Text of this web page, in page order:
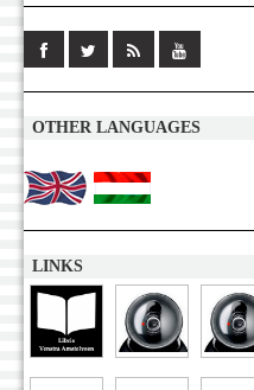
OTHER LANGUAGES
LINKS